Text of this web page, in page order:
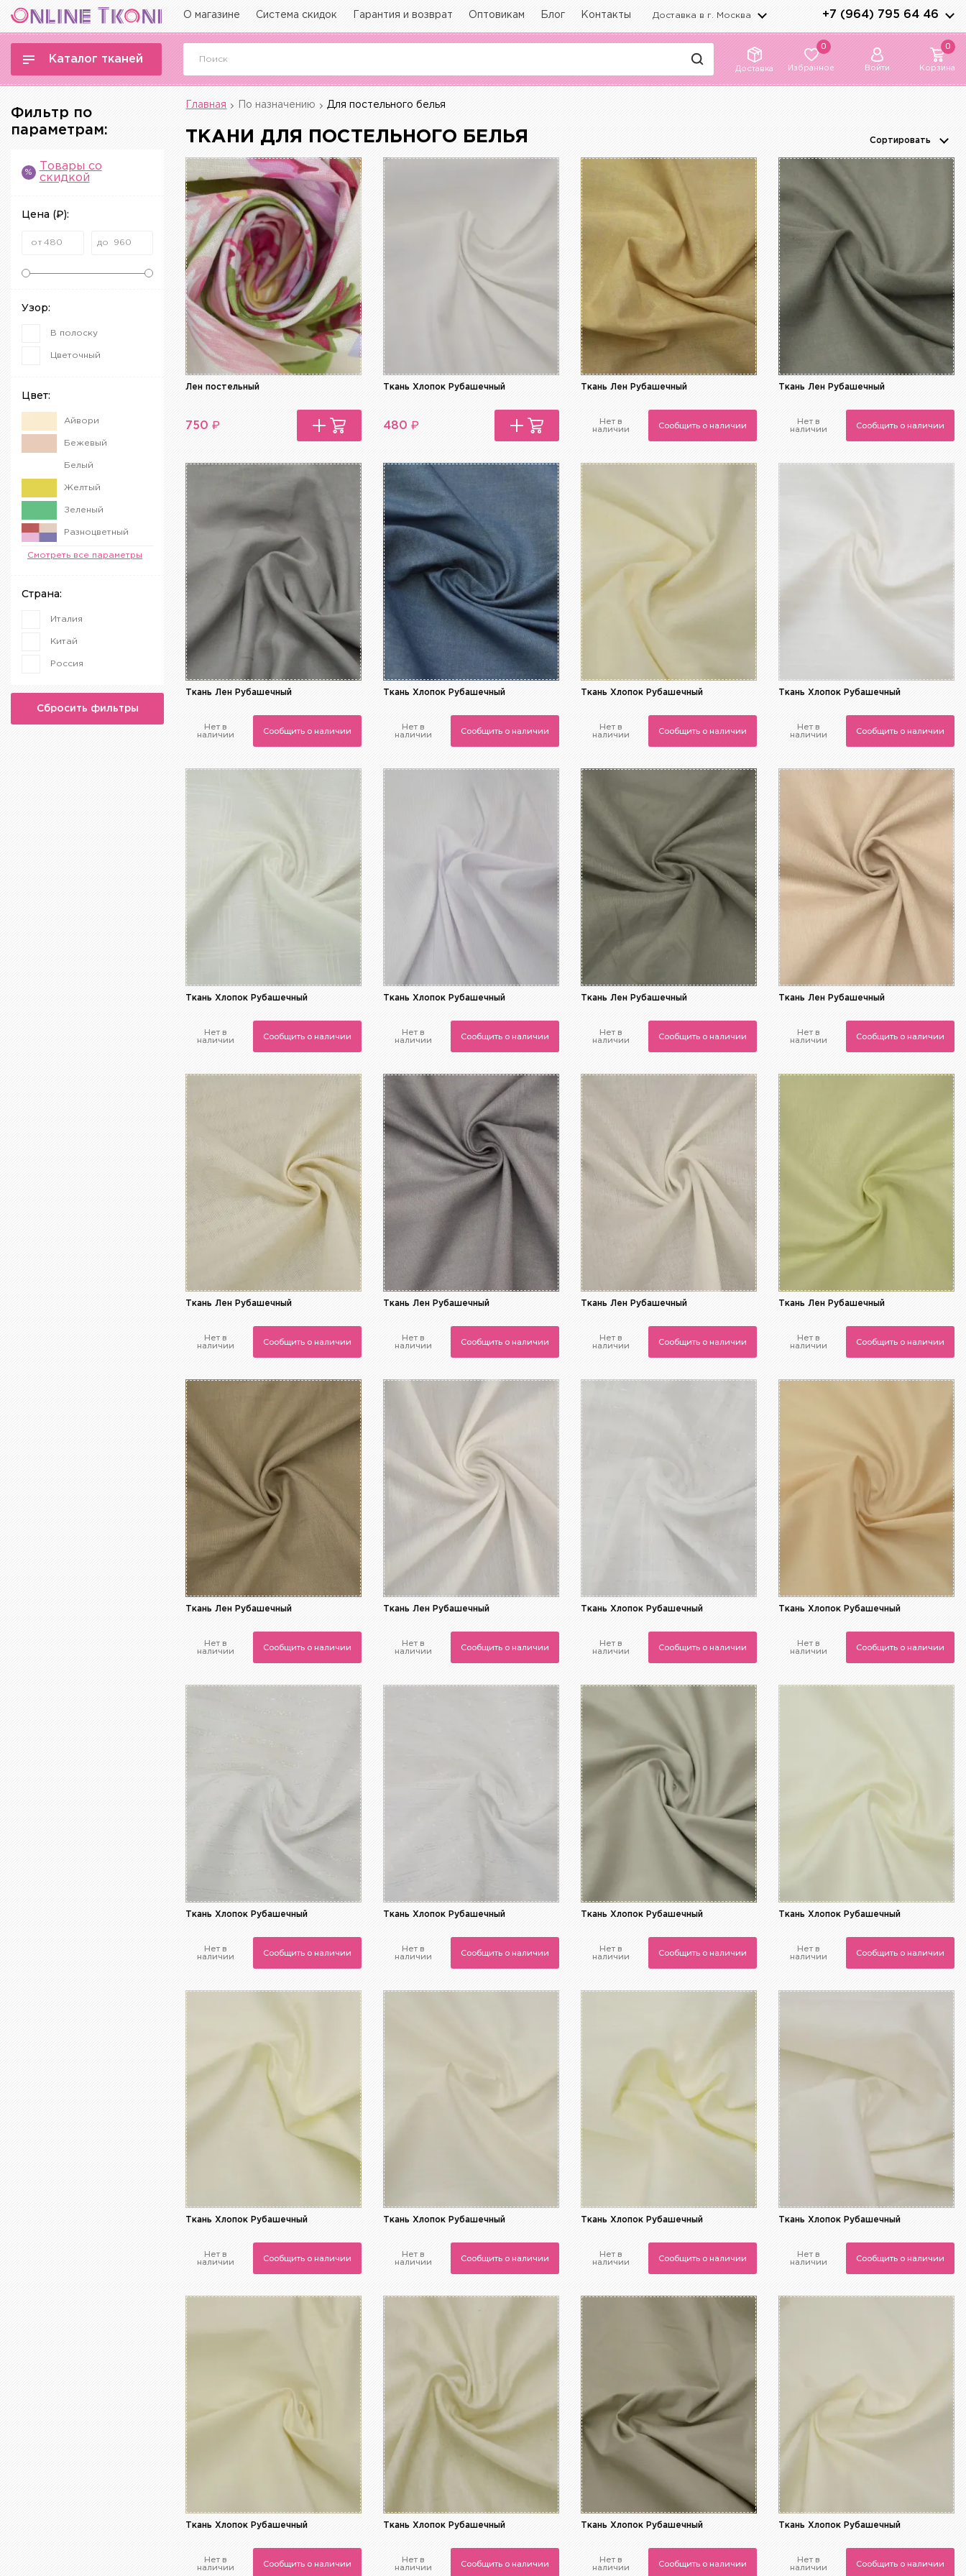
О магазине Система скидок Гарантия и возврат Оптовикам Блог Контакты Доставка в г. Москва +7 (964) 795 64 46
Каталог тканей
Доставка
0
Избранное Войти
0
Корзина
Фильтр по
параметрам:
%
Товары со
скидкой
Цена (₽):
Узор:
В полоску
Цветочный
Цвет:
Айвори
Бежевый
Белый
Желтый
Зеленый
Разноцветный
Серый
Смотреть все параметры
Страна:
Италия
Китай
Россия
Сбросить фильтры
Главная По назначению Для постельного белья
ТКАНИ ДЛЯ ПОСТЕЛЬНОГО БЕЛЬЯ Сортировать
Лен постельный
750₽
Ткань Хлопок Рубашечный
480₽
Ткань Лен Рубашечный
Нет в
наличии Сообщить о наличии
Ткань Лен Рубашечный
Нет в
наличии Сообщить о наличии
Ткань Лен Рубашечный
Нет в
наличии Сообщить о наличии
Ткань Хлопок Рубашечный
Нет в
наличии Сообщить о наличии
Ткань Хлопок Рубашечный
Нет в
наличии Сообщить о наличии
Ткань Хлопок Рубашечный
Нет в
наличии Сообщить о наличии
Ткань Хлопок Рубашечный
Нет в
наличии Сообщить о наличии
Ткань Хлопок Рубашечный
Нет в
наличии Сообщить о наличии
Ткань Лен Рубашечный
Нет в
наличии Сообщить о наличии
Ткань Лен Рубашечный
Нет в
наличии Сообщить о наличии
Ткань Лен Рубашечный
Нет в
наличии Сообщить о наличии
Ткань Лен Рубашечный
Нет в
наличии Сообщить о наличии
Ткань Лен Рубашечный
Нет в
наличии Сообщить о наличии
Ткань Лен Рубашечный
Нет в
наличии Сообщить о наличии
Ткань Лен Рубашечный
Нет в
наличии Сообщить о наличии
Ткань Лен Рубашечный
Нет в
наличии Сообщить о наличии
Ткань Хлопок Рубашечный
Нет в
наличии Сообщить о наличии
Ткань Хлопок Рубашечный
Нет в
наличии Сообщить о наличии
Ткань Хлопок Рубашечный
Нет в
наличии Сообщить о наличии
Ткань Хлопок Рубашечный
Нет в
наличии Сообщить о наличии
Ткань Хлопок Рубашечный
Нет в
наличии Сообщить о наличии
Ткань Хлопок Рубашечный
Нет в
наличии Сообщить о наличии
Ткань Хлопок Рубашечный
Нет в
наличии Сообщить о наличии
Ткань Хлопок Рубашечный
Нет в
наличии Сообщить о наличии
Ткань Хлопок Рубашечный
Нет в
наличии Сообщить о наличии
Ткань Хлопок Рубашечный
Нет в
наличии Сообщить о наличии
Ткань Хлопок Рубашечный
Нет в
наличии Сообщить о наличии
Ткань Хлопок Рубашечный
Нет в
наличии Сообщить о наличии
Ткань Хлопок Рубашечный
Нет в
наличии Сообщить о наличии
Ткань Хлопок Рубашечный
Нет в
наличии Сообщить о наличии